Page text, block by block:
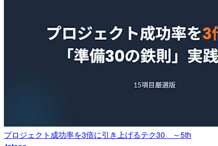
プロジェクト成功率を3倍に引き上げるテク30 ～5th